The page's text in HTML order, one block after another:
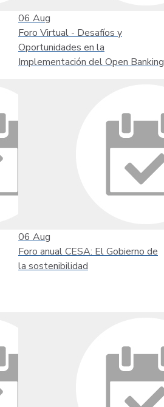
06 Aug
Foro Virtual - Desafíos y
Oportunidades en la
Implementación del Open Banking
06 Aug
Foro anual CESA: El Gobierno de
la sostenibilidad